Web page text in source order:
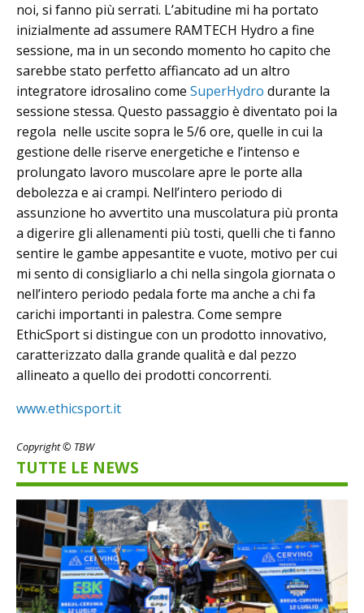
noi, si fanno più serrati. L’abitudine mi ha portato
inizialmente ad assumere RAMTECH Hydro a fine
sessione, ma in un secondo momento ho capito che
sarebbe stato perfetto affiancato ad un altro
integratore idrosalino come SuperHydro durante la
sessione stessa. Questo passaggio è diventato poi la
regola nelle uscite sopra le 5/6 ore, quelle in cui la
gestione delle riserve energetiche e l’intenso e
prolungato lavoro muscolare apre le porte alla
debolezza e ai crampi. Nell’intero periodo di
assunzione ho avvertito una muscolatura più pronta
a digerire gli allenamenti più tosti, quelli che ti fanno
sentire le gambe appesantite e vuote, motivo per cui
mi sento di consigliarlo a chi nella singola giornata o
nell’intero periodo pedala forte ma anche a chi fa
carichi importanti in palestra. Come sempre
EthicSport si distingue con un prodotto innovativo,
caratterizzato dalla grande qualità e dal pezzo
allineato a quello dei prodotti concorrenti.
www.ethicsport.it
Copyright © TBW
TUTTE LE NEWS